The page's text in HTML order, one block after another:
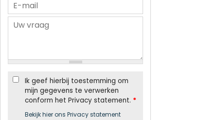
Ik geef hierbij toestemming om
mijn gegevens te verwerken
conform het Privacy statement. *
Bekijk hier ons Privacy statement